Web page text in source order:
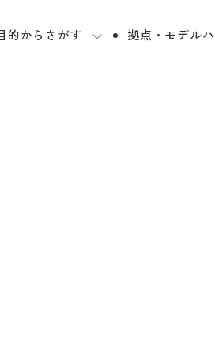
的からさがす 拠点・モデル